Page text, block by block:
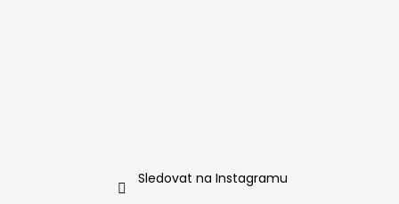
Sledovat na Instagramu